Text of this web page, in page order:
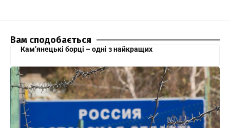
Вам сподобається
Кам’янецькі борці – одні з найкращих